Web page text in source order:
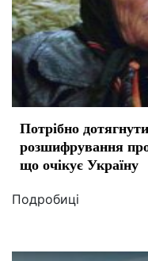
Потрібно
розшифрування
що очікує Україну
Подробиці